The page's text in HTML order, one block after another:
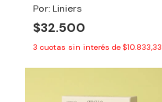
Por: Liniers
$32.500
3 cuotas sin interés de $10.833,33